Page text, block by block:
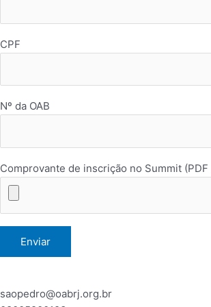
CPF
Nº da OAB
Comprovante de inscrição no Summit
saopedro@oabrj.org.br